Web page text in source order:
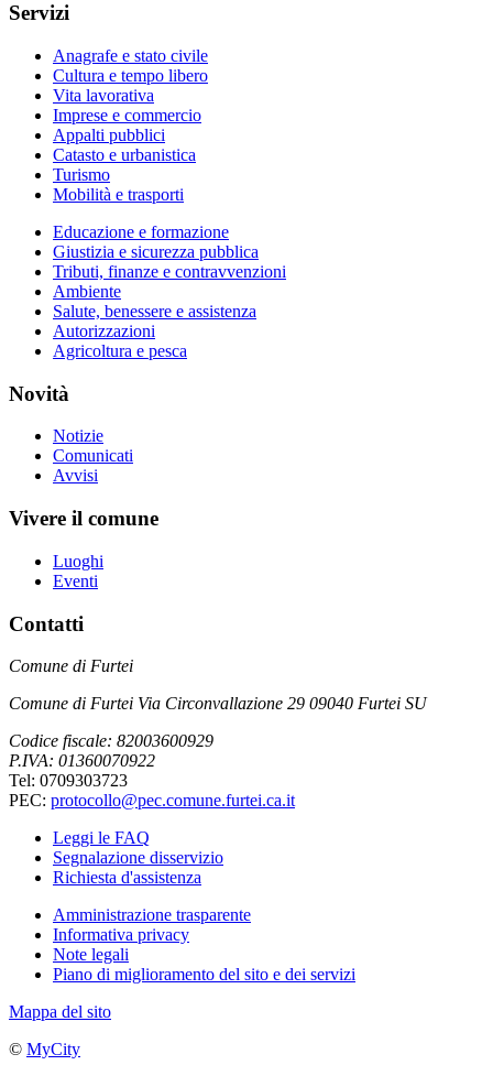
Servizi
Anagrafe e stato civile
Cultura e tempo libero
Vita lavorativa
Imprese e commercio
Appalti pubblici
Catasto e urbanistica
Turismo
Mobilità e trasporti
Educazione e formazione
Giustizia e sicurezza pubblica
Tributi, finanze e contravvenzioni
Ambiente
Salute, benessere e assistenza
Autorizzazioni
Agricoltura e pesca
Novità
Notizie
Comunicati
Avvisi
Vivere il comune
Luoghi
Eventi
Contatti
Comune di Furtei
Comune di Furtei Via Circonvallazione 29 09040 Furtei SU
Codice fiscale: 82003600929
P.IVA: 01360070922
Tel: 0709303723
PEC: protocollo@pec.comune.furtei.ca.it
Leggi le FAQ
Segnalazione disservizio
Richiesta d'assistenza
Amministrazione trasparente
Informativa privacy
Note legali
Piano di miglioramento del sito e dei servizi
Mappa del sito
© MyCity